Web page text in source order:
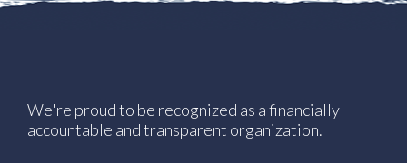
We're proud to be recognized as a financially
accountable and transparent organization.